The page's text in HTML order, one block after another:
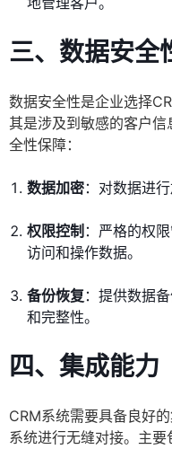
三、数据安全
数据安全性是企业选择
其是涉及到敏感的客户
全性保障：
数据加密：对数据进
权限控制 ：严格的权
访问和操作数据。
备份恢复 ：提供数据
和完整性。
四、集成能力
CRM系统需要具备良好
系统进行无缝对接。主要